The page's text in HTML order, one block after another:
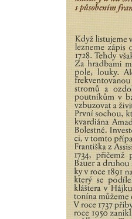
náměstí v Českých Budějovicích
Socha Tornádo v parku na Senovážném
náměstí v Českých Budějovicích
Sousoší Humanoidi na Lannově třídě v
Pomník Vojtěcha Adalberta Lanny v parku
Na Sadech v Českých Budějovicích
Pomník Přemysla Otakara II. v parku Na
Sadech v Českých Budějovicích
Socha Mateřství v parku Na Sadech v